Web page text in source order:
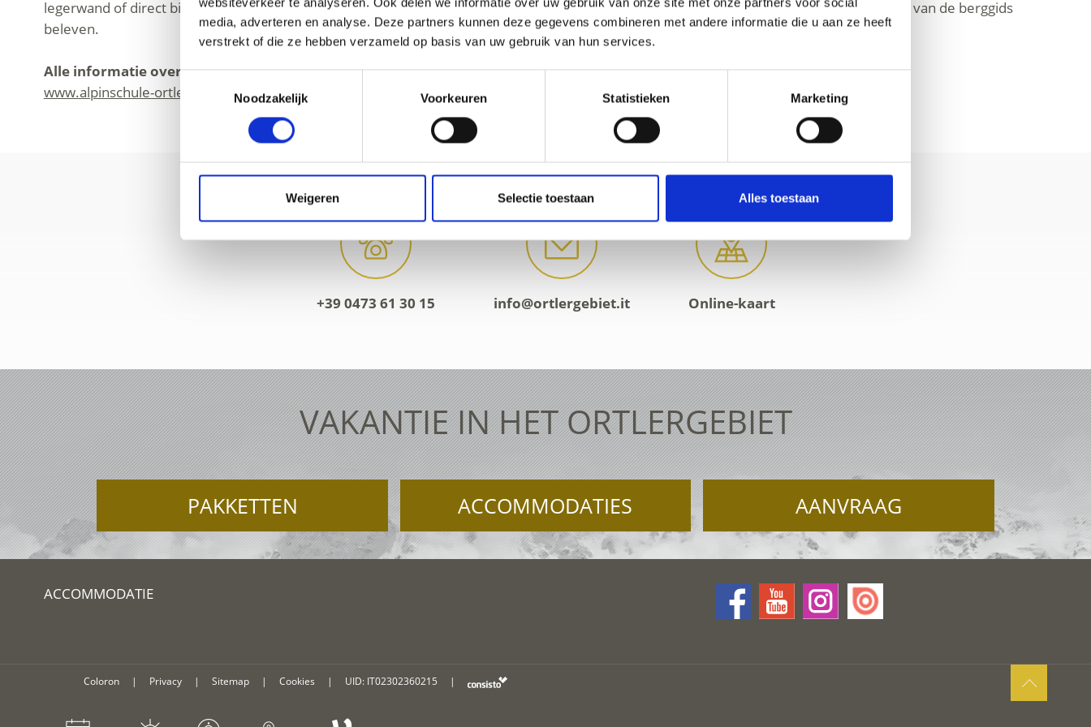
media, adverteren en analyse. Deze partners kunnen deze gegevens combineren met andere informatie die u aan ze heeft
verstrekt of die ze hebben verzameld op basis van uw gebruik van hun services.
Noodzakelijk
Voorkeuren Statistieken Marketing
Weigeren Selectie toestaan Alles toestaan
legerwand of direct bij het bergmassief. Hier kunt u de fascinatie voor de bevroren loodrechte wand op eigen kracht of onder begeleiding van de berggids
beleven.
Alle informatie over het gehele cursusprogramma van de Ortler Alpine School onder:
www.alpinschule-ortler.com
+39 0473 61 30 15 info@ortlergebiet.it Online-kaart
VAKANTIE IN HET ORTLERGEBIET
PAKKETTEN ACCOMMODATIES AANVRAAG
ACCOMMODATIE
Coloron | Privacy | Sitemap | Cookies | UID: IT02302360215 |